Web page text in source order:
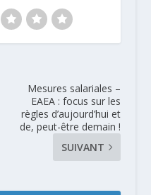
Mesures salariales –
EAEA : focus sur les
règles d’aujourd’hui et
de, peut-être demain !
SUIVANT